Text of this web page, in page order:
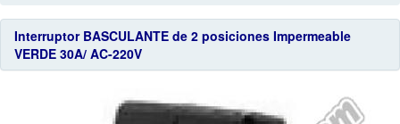
Interruptor BASCULANTE de 2 posiciones Impermeable
VERDE 30A/ AC-220V